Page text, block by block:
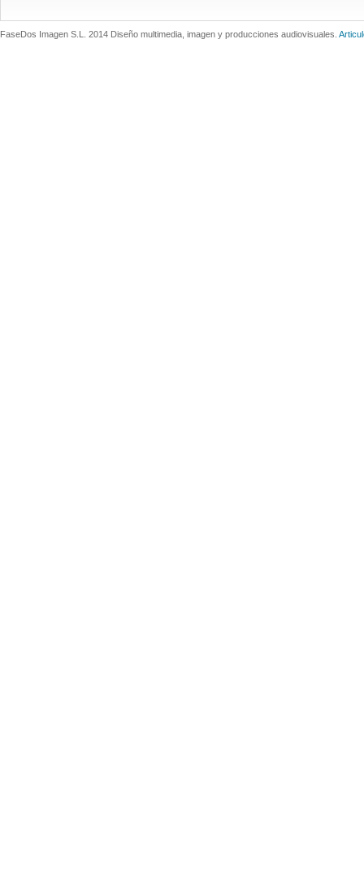
FaseDos Imagen S.L. 2014 Diseño multimedia, imagen y producciones audiovisuales.